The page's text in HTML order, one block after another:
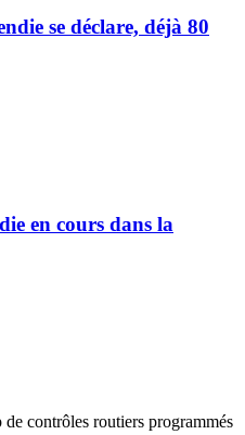
se déclare, déjà 80
en cours dans la
contrôles routiers programmés